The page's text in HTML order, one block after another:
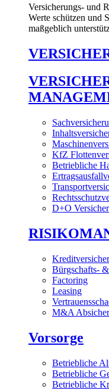
Versicherungs- und
Werte schützen und
maßgeblich
KfZ
Betriebliche
D+O
Bürgschafts-
Factoring
Leasing
M&A
Vorsorge
Betriebliche
Betriebliche
Betriebliche